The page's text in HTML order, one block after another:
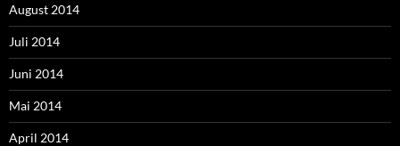
August 2014
Juli 2014
Juni 2014
Mai 2014
April 2014